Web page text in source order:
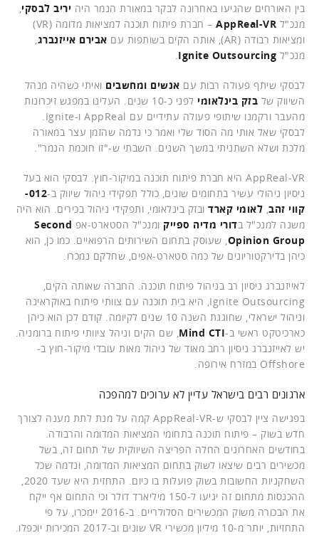
בין האורחים שהגיעו באחרונה לבקר במאורת הנמר היה יריב לבסקי,
מנכ"ל AppReal-VR
– חברת פיתוח תוכנה למציאות מדומה (VR)
ומציאות רבודה (AR), אותה הקים בשותפות עם
אבירם אייזנברג,
מנכ"ל Ignite Outsourcing
.
לבסקי שיתף פעולה רבות עם אנשים ומחשבים ואיתי כשהיה מנהל
השיווק של בזק בינלאומי
לפני כ-10 שנים. העלינו במפגש זיכרונות
מהעבר ורקמנו שיתופי פעולה עתידיים עם AppReal ו-Ignite.
לבסקי שאל אותי מה הסוד שלי ואמר כי נדמה שהזמן עצר במאורה
מלכת ושלא השתניתי במשך השנים. השבתי ש-"זו חוכמת הנמר".
AppReal-VR היא חברת פיתוח תוכנה במיקור-חוץ. לבסקי הוא בעל
ניסיון ניהולי עשיר בתחומים שונים, כולל תפקידי ניהול שיווק ב-
012-
קווי זהב, לאומי קארד ובזק בינלאומי, ותפקידי ניהול בכירים. הוא היה
משנה למנכ"ל בדורי מדיה ספייק ומנכ"ל הסטארט-אפ Second
Opinion Group, שעוסק בתחום השירותים הרפואיים. כמו כן, הוא
כיהן בדירקטוריונים של כמה סטארט-אפים, שחלקם נמכרו.
לאייזנברג ניסיון רב בניהול פיתוח תוכנה. החברה שאותה הקים,
Ignite Outsourcing, היא בית תוכנה עם צוותי פיתוח באוקראינה
וניהול ישראלי, שחוגגת השנה 10 שנים לקיומה. קודם לכן הוא כיהן
כארכיטקט ראשי ב-Mind CTI, שם הקים וניהל ציוותי פיתוח ברומניה.
יש לאייזנברג ניסיון רחב מאוד של ניהול מאות עובדי מיקור-חוץ ב-
Offshore במזרח אירופה.
ארגונים רבים בישראל עדיין לא ערוכים למהפכה
בפגישה ציין לבסקי ש-AppReal-VR קמה על מנת לתת מענה לצורך
חדש בשוק – פיתוח תוכנה בתחומי המציאות המדומה והרבודה.
בחודשים האחרונים החלה הפריצה השיווקית של תחום זה, בשל
מכשירים רבים שיצאו לשוק בתחום המציאות המדומה, ונדמה שכל
השחקניות החשובות בשוק פועלות בו כיום. התחזית היא שעד 2020,
ההכנסות מתחום זה יגיעו ל-150 מיליארד דולר וכי התחום אף ייקח
את הבכורה משוק המכשירים הסלולריים. ב-2016 יימכרו, על פי
התחזיות, יותר מ-10 מיליון מכשירי VR שונים וב-2017 המכירות יוכפלו.